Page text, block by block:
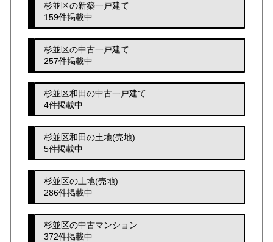
杉並区の新築一戸建て
159件掲載中
杉並区の中古一戸建て
257件掲載中
杉並区和田の中古一戸建て
4件掲載中
杉並区和田の土地(売地)
5件掲載中
杉並区の土地(売地)
286件掲載中
杉並区の中古マンション
372件掲載中